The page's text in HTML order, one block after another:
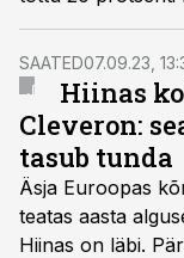
Cleveron
SAATED07.09.23,
Hiinas
Cleveron:
tasub tunda
Äsja Euroopas
teatas aasta
Hiinas on läbi.